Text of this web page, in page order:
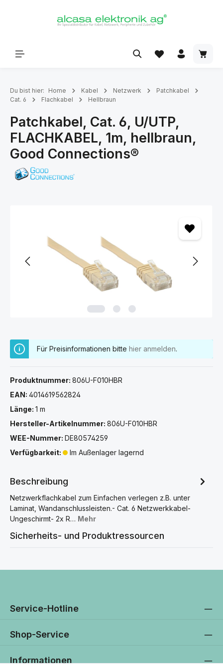
Du bist hier: Home Kabel Netzwerk
Patchkabel
Cat. 6
Flachkabel Hellbraun
Patchkabel, Cat. 6, U/UTP,
FLACHKABEL, 1m, hellbraun,
Good Connections®
Für Preisinformationen bitte hier anmelden.
Produktnummer: 806U-F010HBR
EAN: 4014619562824
Länge: 1 m
Hersteller-Artikelnummer: 806U-F010HBR
WEE-Nummer: DE80574259
Verfügbarkeit:
Im Außenlager lagernd
Beschreibung
Netzwerkflachkabel zum Einfachen verlegen z.B. unter
Laminat, Wandanschlussleisten.- Cat. 6 Netzwerkkabel-
Ungeschirmt- 2x R… Mehr
Sicherheits- und Produktressourcen
Service-Hotline
Shop-Service
Informationen